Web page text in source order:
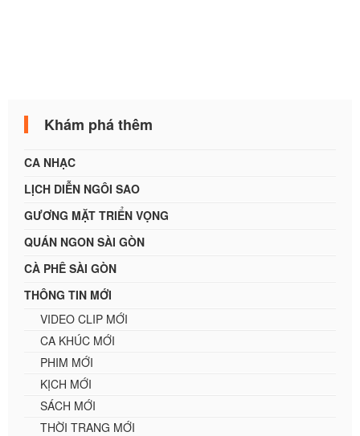
Khám phá thêm
CA NHẠC
LỊCH DIỄN NGÔI SAO
GƯƠNG MẶT TRIỂN VỌNG
QUÁN NGON SÀI GÒN
CÀ PHÊ SÀI GÒN
THÔNG TIN MỚI
VIDEO CLIP MỚI
CA KHÚC MỚI
PHIM MỚI
KỊCH MỚI
SÁCH MỚI
THỜI TRANG MỚI